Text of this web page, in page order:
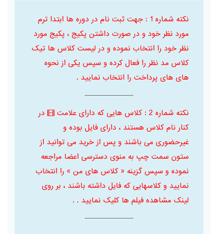
نکته شماره 1 : جهت ثبت نام در دوره ها ابتدا ترم
مورد نظر خود و در صورت داشتن پکیج ، پکیج مورد
نظر خود را انتخاب نموده و در لیست کلاس ها تیک
کلاس مد نظر را فعال کرده و سپس یکی از نحوه
های های پرداخت را انتخاب نمایید .
نکته شماره 2 : کلاس هایی که دارای علامت
در
کنار نام کلاس هستند ، دارای فایل بوده و
غیرحضوری می باشند و پس از خرید می توانید از
ستون سمت چپ به منوی دسترسی اعضا مراجعه
نموده و سپس گزینه « کلاس های من » را انتخاب
نمایید و کلاسهایی که فایل داشته باشند ، بر روی
لینک مشاهده فیلم ها کلیک نمایید . .